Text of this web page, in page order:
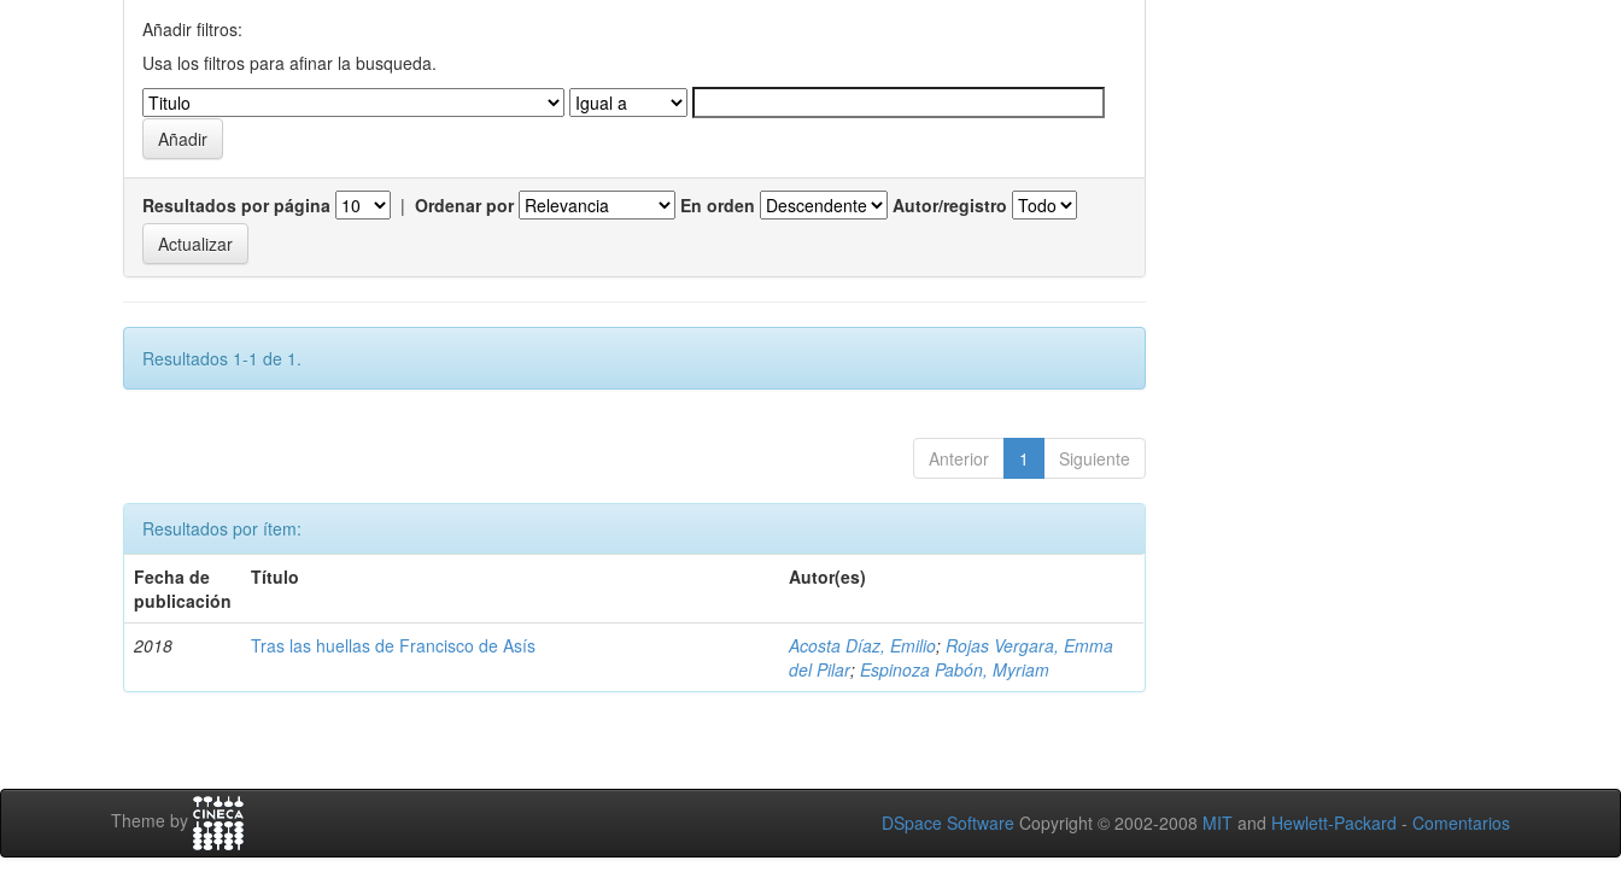
Añadir filtros:
Usa los filtros para afinar la busqueda.
Resultados por página | Ordenar por En orden Autor/registro
Resultados 1-1 de 1.
Anterior 1 Siguiente
Resultados por ítem:
Fecha de
publicación
Título Autor(es)
2018 Tras las huellas de Francisco de Asís Acosta Díaz, Emilio;Rojas Vergara, Emma
del Pilar;Espinoza Pabón, Myriam
Theme by DSpace Software Copyright © 2002-2008 MIT and Hewlett-Packard - Comentarios